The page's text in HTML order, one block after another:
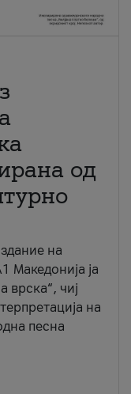
од
на
Македонија ја
врска“, чиј
на
песна